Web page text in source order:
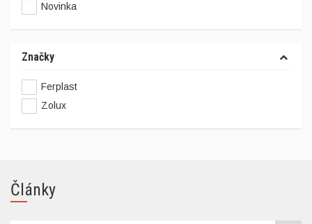
Novinka
Značky
Ferplast
Zolux
Články